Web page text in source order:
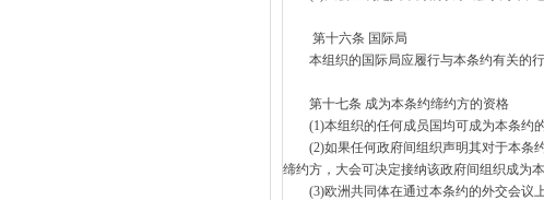
第十六条 国际局
本组织的国际局应履行与本条约有关的行
第十七条 成为本条约缔约方的资格
(1)本组织的任何成员国均可成为本条约的
(2)如果任何政府间组织声明其对于本条约
缔约方，大会可决定接纳该政府间组织成为本
(3)欧洲共同体在通过本条约的外交会议上